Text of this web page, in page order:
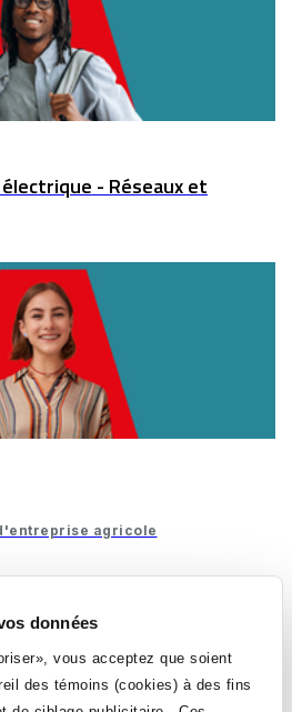
données
vous acceptez que soient
des témoins (cookies) à des fins
- Réseaux et
agricole